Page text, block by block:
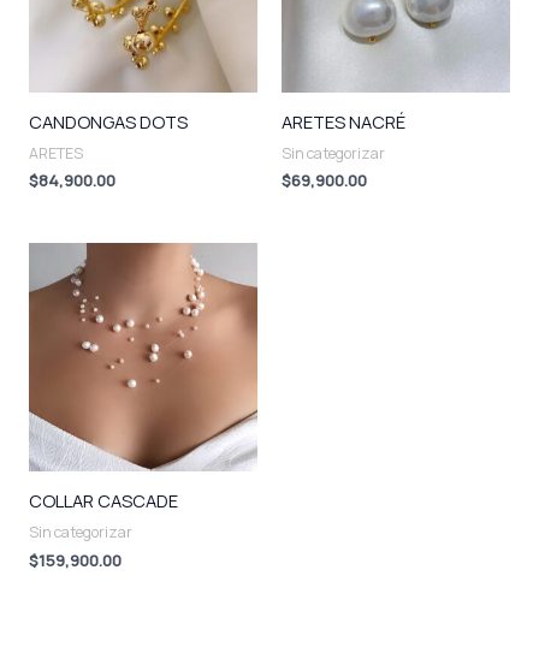
CANDONGAS DOTS
ARETES
$84,900.00
ARETES NACRÉ
Sin categorizar
$69,900.00
COLLAR CASCADE
Sin categorizar
$159,900.00